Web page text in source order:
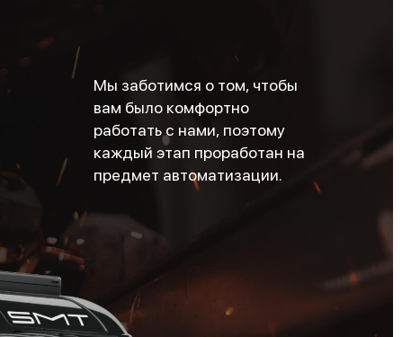
Мы заботимся о том, чтобы
вам было комфортно
работать с нами, поэтому
каждый этап проработан на
предмет автоматизации.